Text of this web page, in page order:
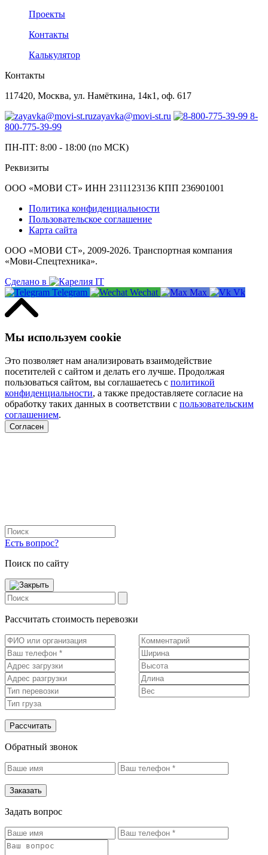
Проекты
Контакты
Калькулятор
Контакты
117420, Москва, ул. Намёткина, 14к1, оф. 617
zayavka@movi-st.ru
8-
800-775-39-99
ПН-ПТ: 8:00 - 18:00 (по МСК)
Реквизиты
ООО «МОВИ СТ» ИНН 2311123136 КПП 236901001
Политика конфиденциальности
Пользовательское соглашение
Карта сайта
ООО «МОВИ СТ», 2009-2026. Транспортная компания
«Мови-Спецтехника».
Сделано в
Telegram
Wechat Max Vk
Мы используем cookie
Это позволяет нам анализировать взаимодействие
посетителей с сайтом и делать его лучше. Продолжая
пользоваться сайтом, вы соглашаетесь с политикой
конфиденциальности, а также предоставляете согласие на
обработку таких данных в соответствии с пользовательским
соглашением.
Согласен
Есть вопрос?
Поиск по сайту
Рассчитать стоимость перевозки
Рассчитать
Обратный звонок
Заказать
Задать вопрос